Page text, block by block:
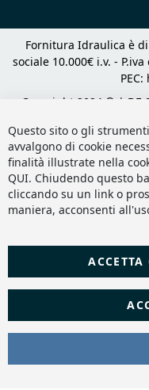
Fornitura Idraulica è di
sociale 10.000€ i.v. - P.iva
PEC:
Copyright 2024 © | DF
Questo sito o gli
avvalgono di cookie
finalità illustrate nella
QUI. Chiudendo questo
cliccando su un link o
maniera, acconsenti